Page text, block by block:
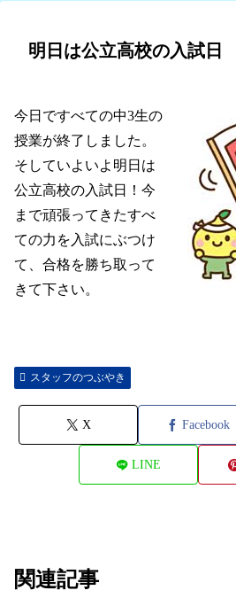
明日は公立高校の入試日
今日ですべての中3生の
授業が終了しました。
そしていよいよ明日は
公立高校の入試日！今
まで頑張ってきたすべ
ての力を入試にぶつけ
て、合格を勝ち取って
きて下さい。
スタッフのつぶやき
X Facebook
LINE
関連記事